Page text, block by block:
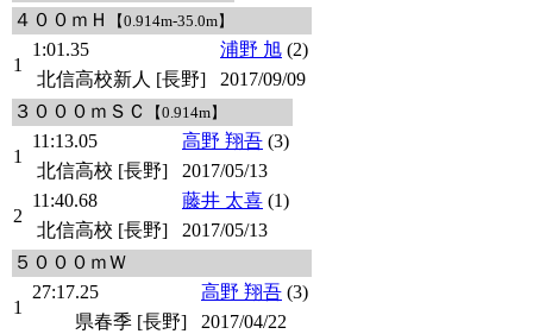
４００ｍＨ 【0.914m-35.0m】
1
1:01.35 浦野 旭 (2)
北信高校新人 [長野]
2017/09/09
３０００ｍＳＣ
【0.914m】
1
11:13.05 高野 翔吾 (3)
北信高校 [長野]
2017/05/13
2
11:40.68 藤井 太喜 (1)
北信高校 [長野]
2017/05/13
５０００ｍＷ
1
27:17.25 高野 翔吾 (3)
県春季 [長野]
2017/04/22